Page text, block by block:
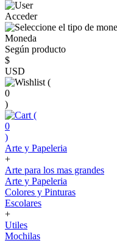
Acceder
Moneda
Según producto
$
USD
(
0
)
(
0
)
Arte y Papeleria
+
Arte para los mas grandes
Arte y Papeleria
Colores y Pinturas
Escolares
+
Utiles
Mochilas